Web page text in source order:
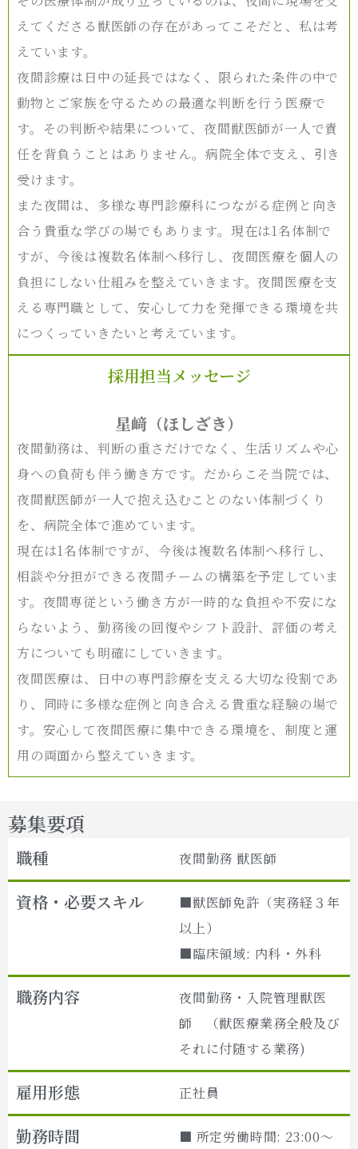
えてくださる獣医師の存在があってこそだと、私は考
えています。
夜間診療は日中の延長ではなく、限られた条件の中で
動物とご家族を守るための最適な判断を行う医療で
す。その判断や結果について、夜間獣医師が一人で責
任を背負うことはありません。病院全体で支え、引き
受けます。
また夜間は、多様な専門診療科につながる症例と向き
合う貴重な学びの場でもあります。現在は1名体制で
すが、今後は複数名体制へ移行し、夜間医療を個人の
負担にしない仕組みを整えていきます。夜間医療を支
える専門職として、安心して力を発揮できる環境を共
につくっていきたいと考えています。
採用担当メッセージ
星﨑（ほしざき）
夜間勤務は、判断の重さだけでなく、生活リズムや心
身への負荷も伴う働き方です。だからこそ当院では、
夜間獣医師が一人で抱え込むことのない体制づくり
を、病院全体で進めています。
現在は1名体制ですが、今後は複数名体制へ移行し、
相談や分担ができる夜間チームの構築を予定していま
す。夜間専従という働き方が一時的な負担や不安にな
らないよう、勤務後の回復やシフト設計、評価の考え
方についても明確にしていきます。
夜間医療は、日中の専門診療を支える大切な役割であ
り、同時に多様な症例と向き合える貴重な経験の場で
す。安心して夜間医療に集中できる環境を、制度と運
用の両面から整えていきます。
募集要項
職種 夜間勤務 獣医師
資格・必要スキル
■獣医師免許（実務経３年
以上）
■臨床領域: 内科・外科
職務内容
夜間勤務・入院管理獣医
師 （獣医療業務全般及び
それに付随する業務)
雇用形態 正社員
勤務時間
■ 所定労働時間: 23:00～